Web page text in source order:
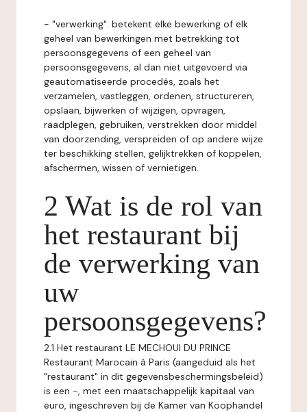
- "verwerking": betekent elke bewerking of elk
geheel van bewerkingen met betrekking tot
persoonsgegevens of een geheel van
persoonsgegevens, al dan niet uitgevoerd via
geautomatiseerde procedés, zoals het
verzamelen, vastleggen, ordenen, structureren,
opslaan, bijwerken of wijzigen, opvragen,
raadplegen, gebruiken, verstrekken door middel
van doorzending, verspreiden of op andere wijze
ter beschikking stellen, gelijktrekken of koppelen,
afschermen, wissen of vernietigen.
2 Wat is de rol van
het restaurant bij
de verwerking van
uw
persoonsgegevens?
2.1 Het restaurant LE MECHOUI DU PRINCE
Restaurant Marocain à Paris (aangeduid als het
"restaurant" in dit gegevensbeschermingsbeleid)
is een -, met een maatschappelijk kapitaal van
euro, ingeschreven bij de Kamer van Koophandel